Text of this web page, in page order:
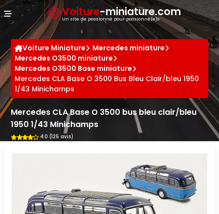
Voiture-miniature.com
Un site de passionné pour passionné(e)s
Voiture Miniature
Mercedes miniature
Mercedes O3500 miniature
Mercedes O3500 Base miniature
Mercedes CLA Base O 3500 Bus Bleu Clair/bleu 1950
1/43 Minichamps
Mercedes CLA Base O 3500 bus bleu clair/bleu
1950 1/43 Minichamps
4.0 (125 avis)
Panneau de gestion des cookies